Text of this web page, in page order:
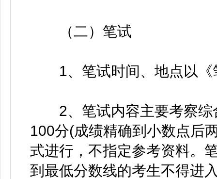
（二）笔试
1、笔试时间、地点以《
2、笔试内容主要考察综
100分(成绩精确到小数点后
式进行，不指定参考资料。
到最低分数线的考生不得进